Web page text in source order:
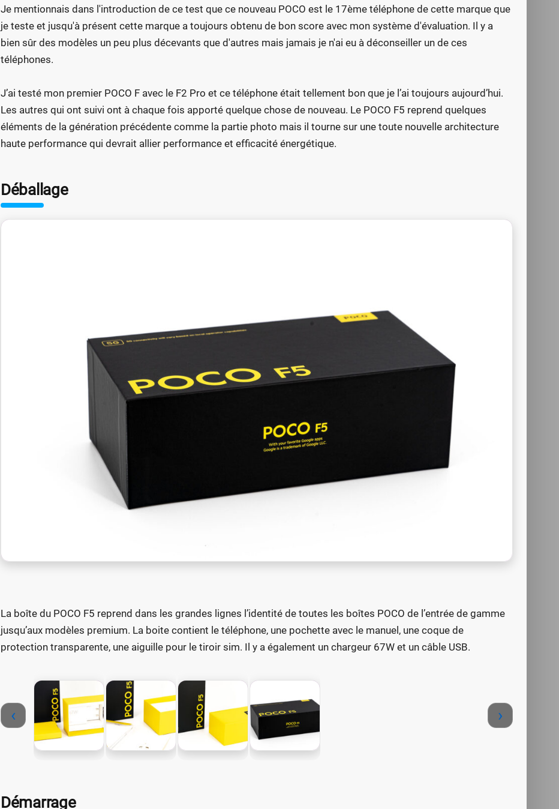
Je mentionnais dans l'introduction de ce test que ce nouveau POCO est le 17ème téléphone de cette marque que
je teste et jusqu'à présent cette marque a toujours obtenu de bon score avec mon système d'évaluation. Il y a
bien sûr des modèles un peu plus décevants que d'autres mais jamais je n'ai eu à déconseiller un de ces
téléphones.
J’ai testé mon premier POCO F avec le F2 Pro et ce téléphone était tellement bon que je l’ai toujours aujourd’hui.
Les autres qui ont suivi ont à chaque fois apporté quelque chose de nouveau. Le POCO F5 reprend quelques
éléments de la génération précédente comme la partie photo mais il tourne sur une toute nouvelle architecture
haute performance qui devrait allier performance et efficacité énergétique.
Déballage
La boîte du POCO F5 reprend dans les grandes lignes l’identité de toutes les boîtes POCO de l’entrée de gamme
jusqu’aux modèles premium. La boite contient le téléphone, une pochette avec le manuel, une coque de
protection transparente, une aiguille pour le tiroir sim. Il y a également un chargeur 67W et un câble USB.
‹ ›
Démarrage